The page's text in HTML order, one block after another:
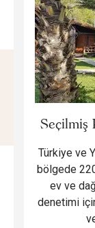
Seçilmiş
Türkiye ve
bölgede
ev ve
denetimi